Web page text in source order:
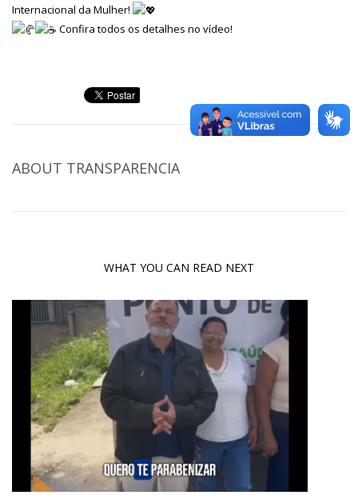
Internacional da Mulher!
Confira todos os detalhes no vídeo!
ABOUT TRANSPARENCIA
WHAT YOU CAN READ NEXT